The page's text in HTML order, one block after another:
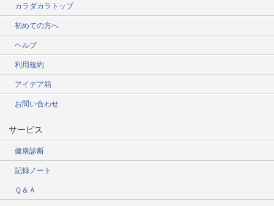
カラダカラトップ
初めての方へ
ヘルプ
利用規約
アイデア箱
お問い合わせ
サービス
健康診断
記録ノート
Ｑ＆Ａ